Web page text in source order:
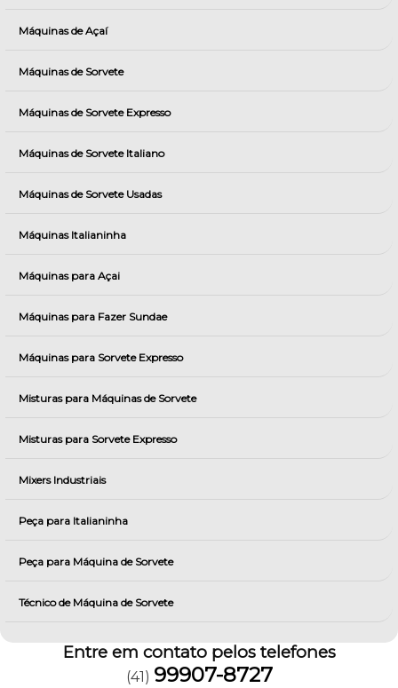
Máquinas de Açaí
Máquinas de Sorvete
Máquinas de Sorvete Expresso
Máquinas de Sorvete Italiano
Máquinas de Sorvete Usadas
Máquinas Italianinha
Máquinas para Açai
Máquinas para Fazer Sundae
Máquinas para Sorvete Expresso
Misturas para Máquinas de Sorvete
Misturas para Sorvete Expresso
Mixers Industriais
Peça para Italianinha
Peça para Máquina de Sorvete
Técnico de Máquina de Sorvete
Entre em contato pelos telefones
(41) 99907-8727